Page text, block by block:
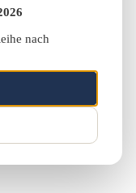
nach